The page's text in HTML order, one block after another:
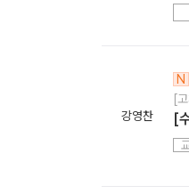
강영찬
N
[
[